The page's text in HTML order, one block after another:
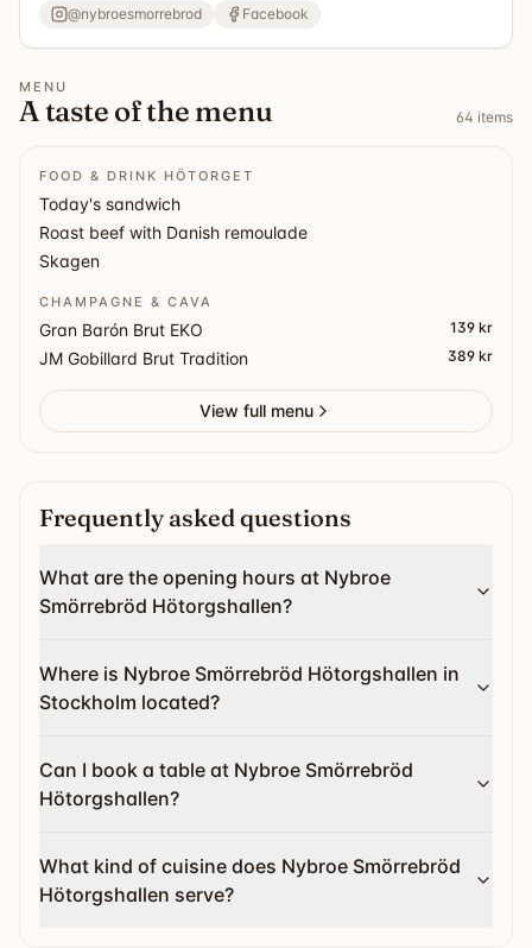
traditionella danska pålägg, tillagade med kärlek och
– kanske en välkyld snaps för att fullända din danska
smakupplevelse. Letar du efter
Smørrebrød när det är som bäst
@nybroesmorrebrod Facebook
MENU
A taste of the menu 64 items
FOOD & DRINK HÖTORGET
Today's sandwich
Roast beef with Danish remoulade
Skagen
CHAMPAGNE & CAVA
Gran Barón Brut EKO 139 kr
JM Gobillard Brut Tradition 389 kr
View full menu
Frequently asked questions
What are the opening hours at Nybroe
Smörrebröd Hötorgshallen?
Where is Nybroe Smörrebröd Hötorgshallen in
Stockholm located?
Can I book a table at Nybroe Smörrebröd
Hötorgshallen?
What kind of cuisine does Nybroe Smörrebröd
Hötorgshallen serve?